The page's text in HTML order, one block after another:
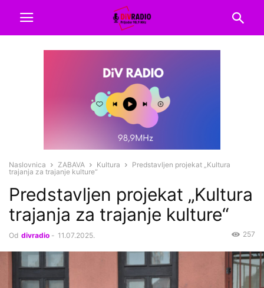
Naslovnica ZABAVA Kultura
Predstavljen projekat „Kultura
trajanja za trajanje kulture“
Predstavljen projekat „Kultura
trajanja za trajanje kulture“
Od divradio - 11.07.2025. 257